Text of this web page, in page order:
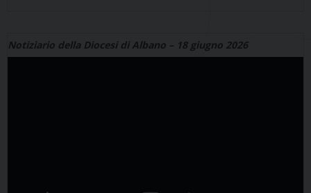
Notiziario della Diocesi di Albano – 18 giugno 2026